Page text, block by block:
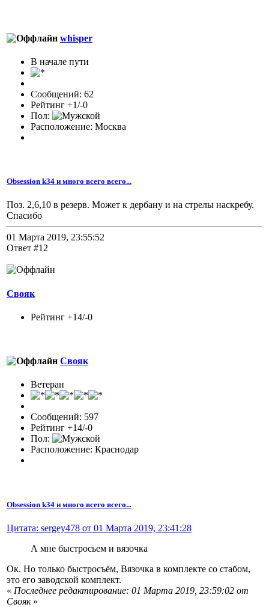
whisper
В начале пути
Сообщений: 62
Рейтинг +1/-0
Пол:
Расположение: Москва
Obsession k34 и много всего всего...
Поз. 2,6,10 в резерв. Может к дербану и на стрелы наскребу.
Спасибо
01 Марта 2019, 23:55:52
Ответ #12
Свояк
Рейтинг +14/-0
Свояк
Ветеран
Сообщений: 597
Рейтинг +14/-0
Пол:
Расположение: Краснодар
Obsession k34 и много всего всего...
Цитата: sergey478 от 01 Марта 2019, 23:41:28
А мне быстросьем и вязочка
Ок. Но только быстросъём, Вязочка в комплекте со стабом,
это его заводской комплект.
« Последнее редактирование: 01 Марта 2019, 23:59:02 от
Свояк»